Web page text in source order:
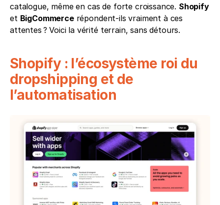
catalogue, même en cas de forte croissance. Shopify
et BigCommerce répondent-ils vraiment à ces
attentes ? Voici la vérité terrain, sans détours.
Shopify : l’écosystème roi du
dropshipping et de
l’automatisation